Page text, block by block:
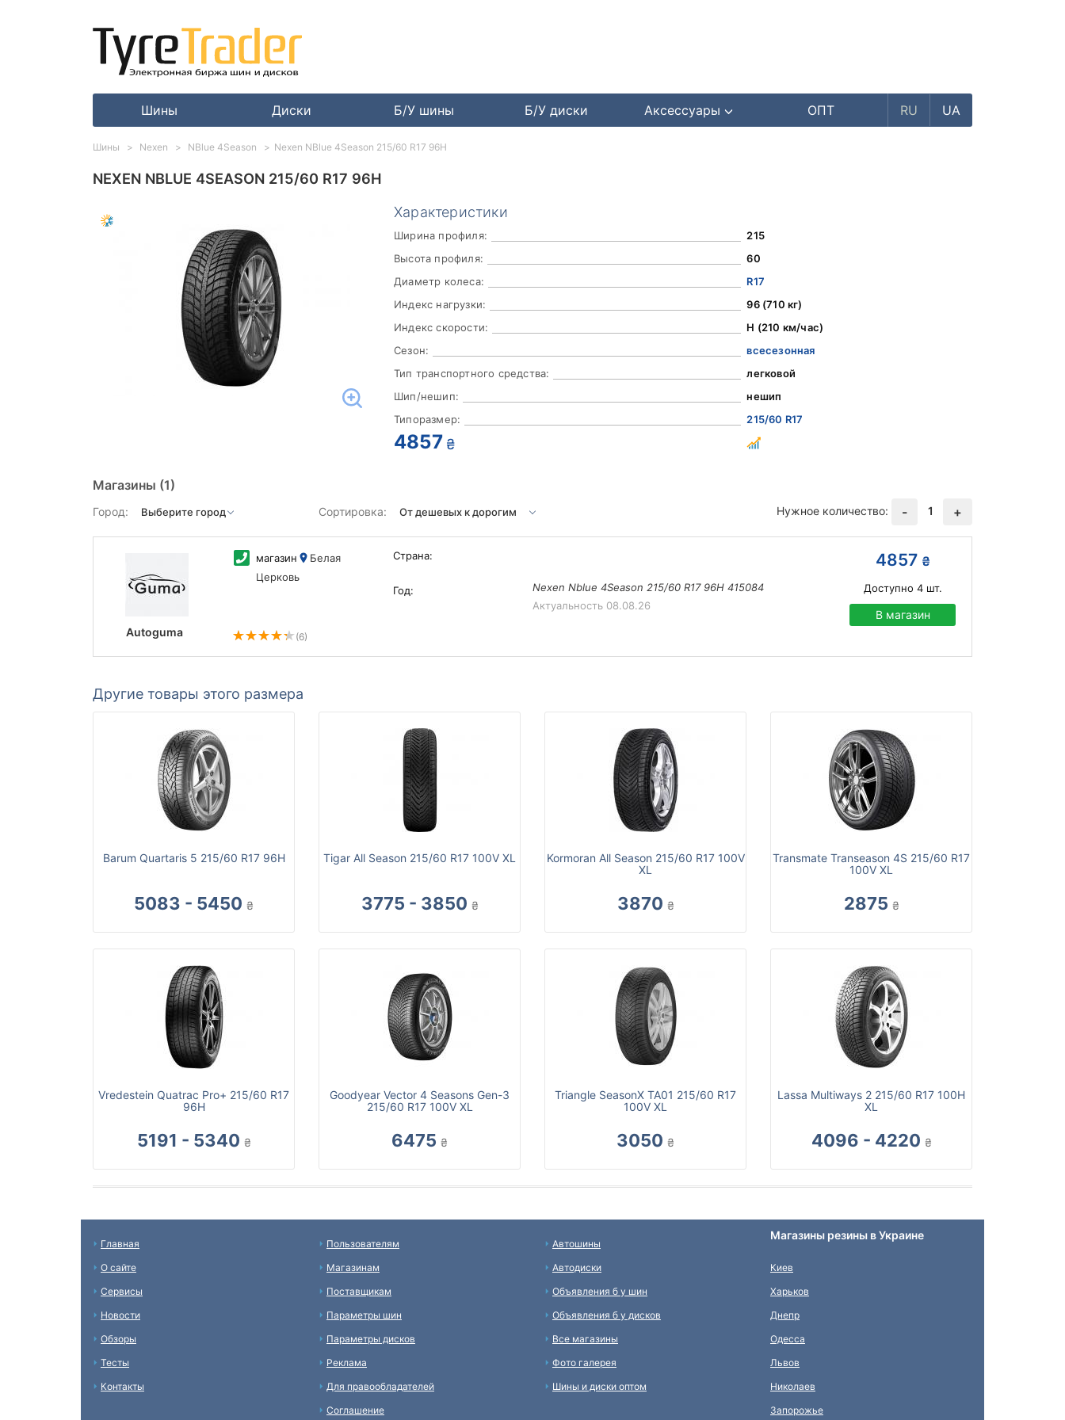
Шины Диски Б/У шины Б/У диски Аксессуары ОПТ RU UA
NEXEN NBLUE 4SEASON 215/60 R17 96H
Характеристики
Ширина профиля:
215
Высота профиля:
60
Диаметр колеса:
R17
Индекс нагрузки:
96 (710 кг)
Индекс скорости:
H (210 км/час)
Сезон:
всесезонная
Тип транспортного средства:
легковой
Шип/нешип:
нешип
Типоразмер:
215/60 R17
4857 ₴
Магазины (1)
Город: Сортировка: Нужное количество: - 1 +
Autoguma
магазин
Белая
Церковь
(6)
Страна:
Год:
Nexen Nblue 4Season 215/60 R17 96H 415084
Актуальность 08.08.26
4857 ₴
Доступно 4шт.
В магазин
Другие товары этого размера
Barum Quartaris 5 215/60 R17 96H
5083 - 5450 ₴
Tigar All Season 215/60 R17 100V XL
3775 - 3850 ₴
Kormoran All Season 215/60 R17 100V
XL
3870 ₴
Transmate Transeason 4S 215/60 R17
100V XL
2875 ₴
Vredestein Quatrac Pro+ 215/60 R17
96H
5191 - 5340 ₴
Goodyear Vector 4 Seasons Gen-3
215/60 R17 100V XL
6475 ₴
Triangle SeasonX TA01 215/60 R17
100V XL
3050 ₴
Lassa Multiways 2 215/60 R17 100H
XL
4096 - 4220 ₴
Шины Nexen NBlue 4Season Nexen NBlue 4Season 215/60 R17 96H
Главная
О сайте
Сервисы
Новости
Обзоры
Тесты
Контакты
Пользователям
Магазинам
Поставщикам
Параметры шин
Параметры дисков
Реклама
Для правообладателей
Соглашение
Автошины
Автодиски
Объявления б у шин
Объявления б у дисков
Все магазины
Фото галерея
Шины и диски оптом
Магазины резины в Украине
Киев
Харьков
Днепр
Одесса
Львов
Николаев
Запорожье